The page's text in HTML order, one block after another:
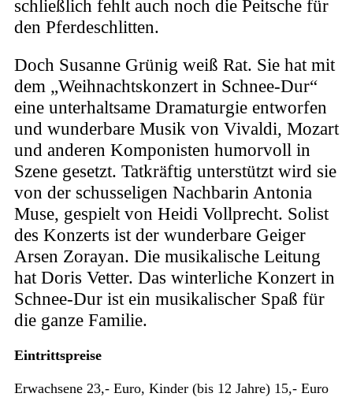
schließlich fehlt auch noch die Peitsche für
den Pferdeschlitten.
Doch Susanne Grünig weiß Rat. Sie hat mit
dem „Weihnachtskonzert in Schnee-Dur“
eine unterhaltsame Dramaturgie entworfen
und wunderbare Musik von Vivaldi, Mozart
und anderen Komponisten humorvoll in
Szene gesetzt. Tatkräftig unterstützt wird sie
von der schusseligen Nachbarin Antonia
Muse, gespielt von Heidi Vollprecht. Solist
des Konzerts ist der wunderbare Geiger
Arsen Zorayan. Die musikalische Leitung
hat Doris Vetter. Das winterliche Konzert in
Schnee-Dur ist ein musikalischer Spaß für
die ganze Familie.
Eintrittspreise
Erwachsene 23,- Euro, Kinder (bis 12 Jahre) 15,- Euro